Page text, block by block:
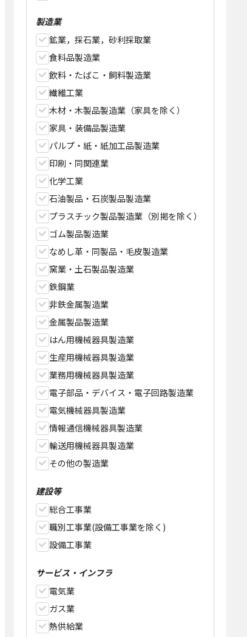
製造業
鉱業，採石業，砂利採取業
食料品製造業
飲料・たばこ・飼料製造業
繊維工業
木材・木製品製造業（家具を除く）
家具・装備品製造業
パルプ・紙・紙加工品製造業
印刷・同関連業
化学工業
石油製品・石炭製品製造業
プラスチック製品製造業（別掲を除く）
ゴム製品製造業
なめし革・同製品・毛皮製造業
窯業・土石製品製造業
鉄鋼業
非鉄金属製造業
金属製品製造業
はん用機械器具製造業
生産用機械器具製造業
業務用機械器具製造業
電子部品・デバイス・電子回路製造業
電気機械器具製造業
情報通信機械器具製造業
輸送用機械器具製造業
その他の製造業
建設等
総合工事業
職別工事業(設備工事業を除く)
設備工事業
サービス・インフラ
電気業
ガス業
熱供給業